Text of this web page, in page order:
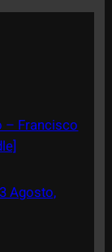
– Francisco
Agosto,